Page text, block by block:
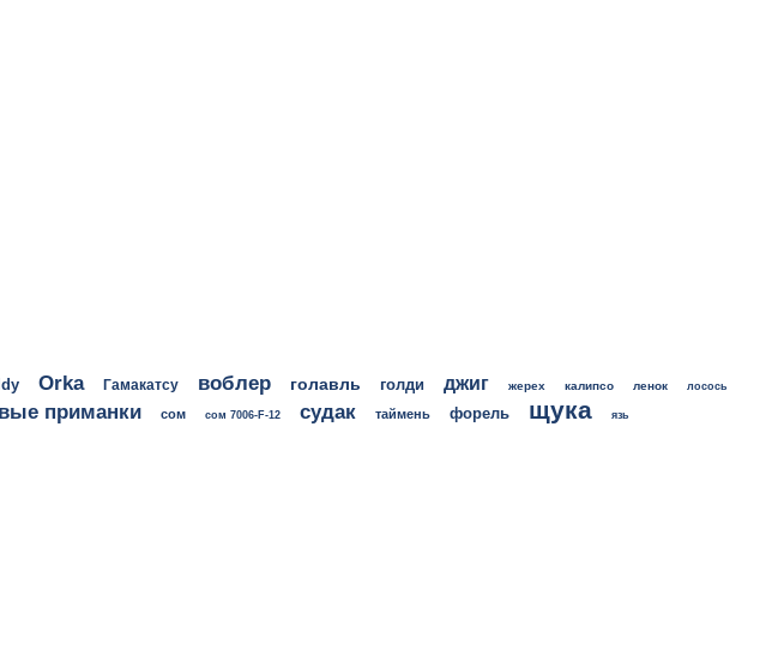
Orka Гамакатсу воблер голавль голди джиг жерех калипсо ленок лосось
приманки сом сом 7006-F-12 судак таймень форель щука язь